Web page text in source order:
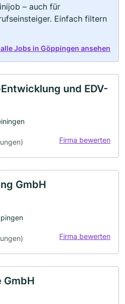
– auch für
Einfach filtern
Jobs in Göppingen ansehen
und EDV-
Firma bewerten
GmbH
Firma bewerten
GmbH